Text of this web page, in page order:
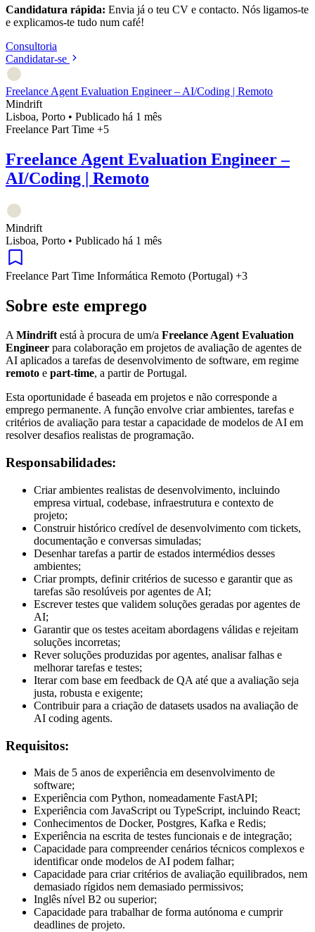
Candidatura rápida: Envia já o teu CV e contacto. Nós ligamos-te
e explicamos-te tudo num café!
Consultoria
Candidatar-se
Freelance Agent Evaluation Engineer – AI/Coding | Remoto
Mindrift
Lisboa, Porto • Publicado há 1 mês
Freelance Part Time +5
Freelance Agent Evaluation Engineer –
AI/Coding | Remoto
Mindrift
Lisboa, Porto • Publicado há 1 mês
Freelance Part Time Informática Remoto (Portugal) +3
Sobre este emprego
AMindriftestá à procura de um/a Freelance Agent Evaluation
Engineer para colaboração em projetos de avaliação de agentes de
AI aplicados a tarefas de desenvolvimento de software, em regime
remoto e part-time, a partir de Portugal.
Esta oportunidade é baseada em projetos e não corresponde a
emprego permanente. A função envolve criar ambientes, tarefas e
critérios de avaliação para testar a capacidade de modelos de AI em
resolver desafios realistas de programação.
Responsabilidades:
Criar ambientes realistas de desenvolvimento, incluindo
empresa virtual, codebase, infraestrutura e contexto de
projeto;
Construir histórico credível de desenvolvimento com tickets,
documentação e conversas simuladas;
Desenhar tarefas a partir de estados intermédios desses
ambientes;
Criar prompts, definir critérios de sucesso e garantir que as
tarefas são resolúveis por agentes de AI;
Escrever testes que validem soluções geradas por agentes de
AI;
Garantir que os testes aceitam abordagens válidas e rejeitam
soluções incorretas;
Rever soluções produzidas por agentes, analisar falhas e
melhorar tarefas e testes;
Iterar com base em feedback de QA até que a avaliação seja
justa, robusta e exigente;
Contribuir para a criação de datasets usados na avaliação de
AI coding agents.
Requisitos:
Mais de 5 anos de experiência em desenvolvimento de
software;
Experiência com Python, nomeadamente FastAPI;
Experiência com JavaScript ou TypeScript, incluindo React;
Conhecimentos de Docker, Postgres, Kafka e Redis;
Experiência na escrita de testes funcionais e de integração;
Capacidade para compreender cenários técnicos complexos e
identificar onde modelos de AI podem falhar;
Capacidade para criar critérios de avaliação equilibrados, nem
demasiado rígidos nem demasiado permissivos;
Inglês nível B2 ou superior;
Capacidade para trabalhar de forma autónoma e cumprir
deadlines de projeto.